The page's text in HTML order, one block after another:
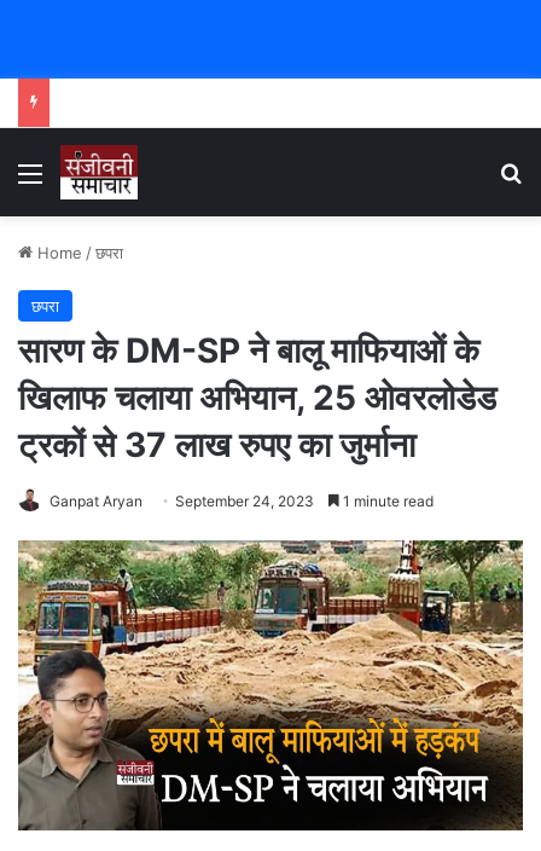
Menu
Home /छपरा
छपरा
सारण के DM-SP ने बालू माफियाओं के
खिलाफ चलाया अभियान, 25 ओवरलोडेड
ट्रकों से 37 लाख रुपए का जुर्माना
Ganpat Aryan September 24, 2023 1 minute read